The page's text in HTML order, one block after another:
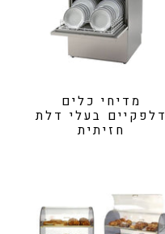
מדיחי כלים
דלפקיים בעלי דלת
חזיתית